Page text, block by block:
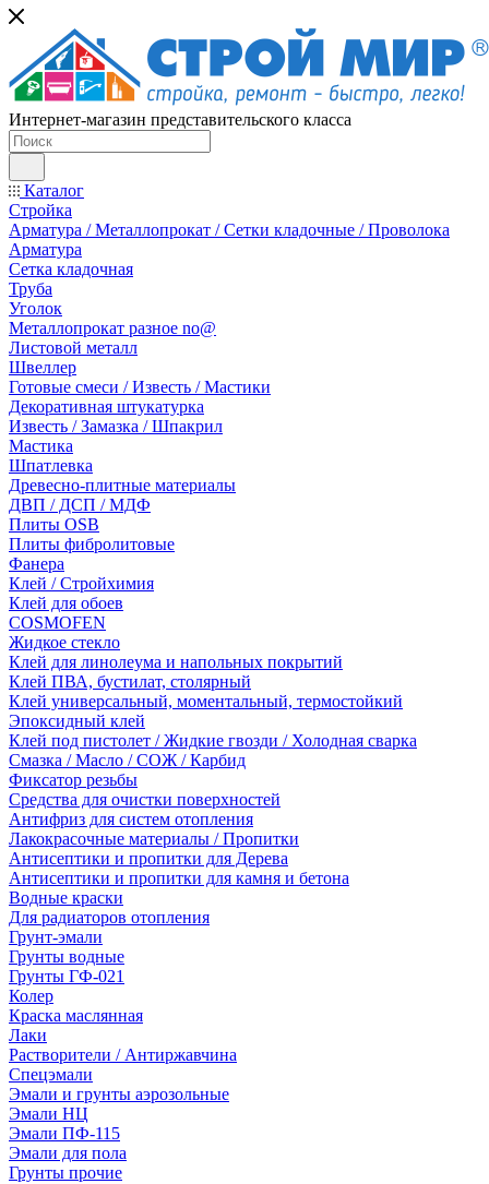
Интернет-магазин представительского класса
Каталог
Стройка
Арматура / Металлопрокат / Сетки кладочные / Проволока
Арматура
Сетка кладочная
Труба
Уголок
Металлопрокат разное no@
Листовой металл
Швеллер
Готовые смеси / Известь / Мастики
Декоративная штукатурка
Известь / Замазка / Шпакрил
Мастика
Шпатлевка
Древесно-плитные материалы
ДВП / ДСП / МДФ
Плиты OSB
Плиты фибролитовые
Фанера
Клей / Стройхимия
Клей для обоев
COSMOFEN
Жидкое стекло
Клей для линолеума и напольных покрытий
Клей ПВА, бустилат, столярный
Клей универсальный, моментальный, термостойкий
Эпоксидный клей
Клей под пистолет / Жидкие гвозди / Холодная сварка
Смазка / Масло / СОЖ / Карбид
Фиксатор резьбы
Средства для очистки поверхностей
Антифриз для систем отопления
Лакокрасочные материалы / Пропитки
Антисептики и пропитки для Дерева
Антисептики и пропитки для камня и бетона
Водные краски
Для радиаторов отопления
Грунт-эмали
Грунты водные
Грунты ГФ-021
Колер
Краска маслянная
Лаки
Растворители / Антиржавчина
Спецэмали
Эмали и грунты аэрозольные
Эмали НЦ
Эмали ПФ-115
Эмали для пола
Грунты прочие